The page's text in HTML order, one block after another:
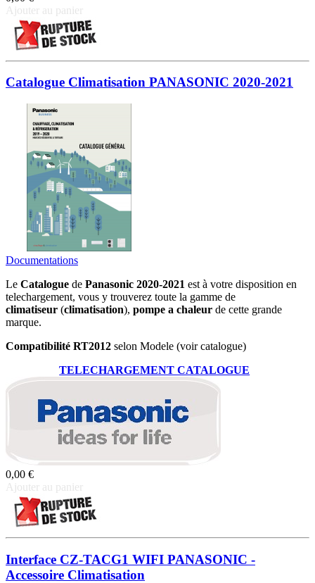
Ajouter au panier
Catalogue Climatisation PANASONIC 2020-2021
Documentations
Le Catalogue de Panasonic 2020-2021 est à votre disposition en
telechargement, vous y trouverez toute la gamme de
climatiseur (climatisation), pompe a chaleur de cette grande
marque.
Compatibilité RT2012 selon Modele (voir catalogue)
TELECHARGEMENT CATALOGUE
0,00 €
Ajouter au panier
Interface CZ-TACG1 WIFI PANASONIC -
Accessoire Climatisation